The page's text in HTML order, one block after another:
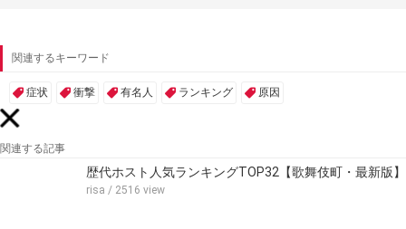
関連するキーワード
症状 衝撃 有名人 ランキング 原因
関連する記事
歴代ホスト人気ランキングTOP32【歌舞伎町・最新版】
risa / 2516 view